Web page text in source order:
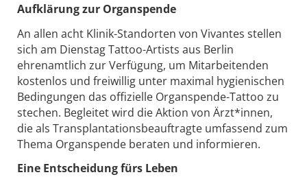
Aufklärung zur Organspende
An allen acht Klinik-Standorten von Vivantes stellen
sich am Dienstag Tattoo-Artists aus Berlin
ehrenamtlich zur Verfügung, um Mitarbeitenden
kostenlos und freiwillig unter maximal hygienischen
Bedingungen das offizielle Organspende-Tattoo zu
stechen. Begleitet wird die Aktion von Ärzt*innen,
die als Transplantationsbeauftragte umfassend zum
Thema Organspende beraten und informieren.
Eine Entscheidung fürs Leben